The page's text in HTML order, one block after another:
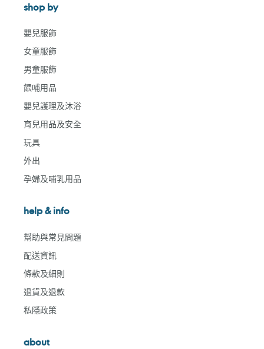
shop by
嬰兒服飾
女童服飾
男童服飾
餵哺用品
嬰兒護理及沐浴
育兒用品及安全
玩具
外出
孕婦及哺乳用品
help & info
幫助與常見問題
配送資訊
條款及細則
退貨及退款
私隱政策
about